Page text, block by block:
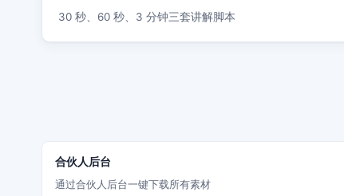
30 秒、60 秒、3 分钟三套讲解脚本
合伙人后台
通过合伙人后台一键下载所有素材